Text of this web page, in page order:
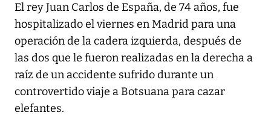
El rey Juan Carlos de España, de 74 años, fue
hospitalizado el viernes en Madrid para una
operación de la cadera izquierda, después de
las dos que le fueron realizadas en la derecha a
raíz de un accidente sufrido durante un
controvertido viaje a Botsuana para cazar
elefantes.